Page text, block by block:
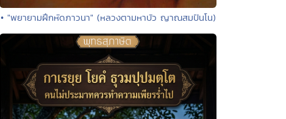
• "พยายามฝึกหัดภาวนา" (หลวงตามหาบัว ญาณสมปันโน)